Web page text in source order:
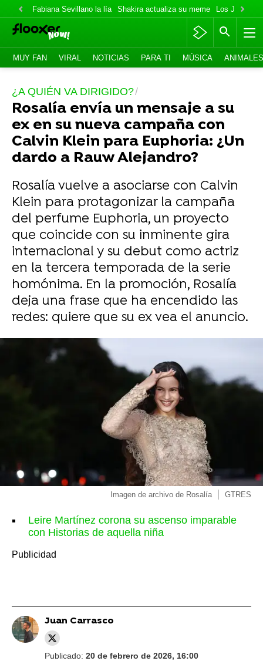
Fabiana Sevillano la lía Shakira actualiza su meme Los Jonas
MUY FAN VIRAL NOTICIAS PARA TI MÚSICA ANIMALES
¿A QUIÉN VA DIRIGIDO?
Rosalía envía un mensaje a su
ex en su nueva campaña con
Calvin Klein para Euphoria: ¿Un
dardo a Rauw Alejandro?
Rosalía vuelve a asociarse con Calvin
Klein para protagonizar la campaña
del perfume Euphoria, un proyecto
que coincide con su inminente gira
internacional y su debut como actriz
en la tercera temporada de la serie
homónima. En la promoción, Rosalía
deja una frase que ha encendido las
redes: quiere que su ex vea el anuncio.
Imagen de archivo de Rosalía GTRES
Leire Martínez corona su ascenso imparable
con Historias de aquella niña
Juan Carrasco
Publicado: 20 de febrero de 2026, 16:00